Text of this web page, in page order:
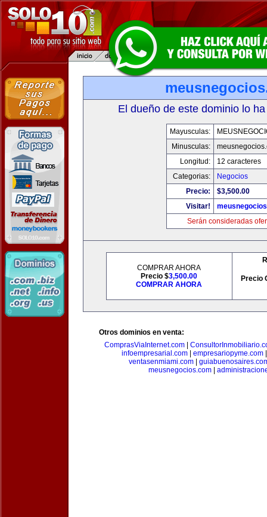
El dueño de este dominio lo
Mayusculas:
Minusculas:
Longitud:
12 caracteres
Categorias:
Negocios
Precio:
$3,500.00
Visitar!
Serán consideradas
COMPRAR AHORA
Precio $3,500.00
COMPRAR AHORA
Precio
Otros dominios en venta:
ComprasViaInternet.com
infoempresarial.com| empresariopyme.com
ventasenmiami.com|
meusnegocios.com|